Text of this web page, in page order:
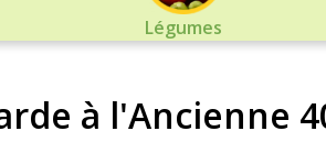
Légumes
à l'Ancienne